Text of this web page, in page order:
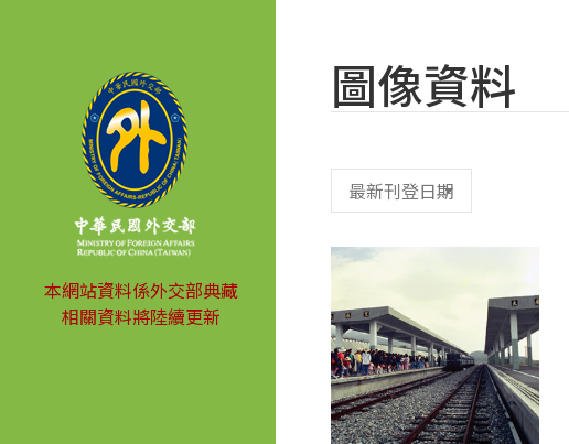
本網站資料係外交部典藏
相關資料將陸續更新
圖像資料